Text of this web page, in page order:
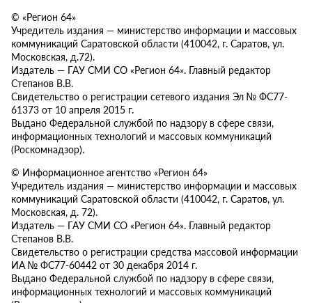
© «Регион 64»
Учредитель издания — министерство информации и массовых
коммуникаций Саратовской области (410042, г. Саратов, ул.
Московская, д.72).
Издатель — ГАУ СМИ СО «Регион 64». Главный редактор
Степанов В.В.
Свидетельство о регистрации сетевого издания Эл № ФС77-
61373 от 10 апреля 2015 г.
Выдано Федеральной службой по надзору в сфере связи,
информационных технологий и массовых коммуникаций
(Роскомнадзор).
© Информационное агентство «Регион 64»
Учредитель издания — министерство информации и массовых
коммуникаций Саратовской области (410042, г. Саратов, ул.
Московская, д. 72).
Издатель — ГАУ СМИ СО «Регион 64». Главный редактор
Степанов В.В.
Свидетельство о регистрации средства массовой информации
ИА № ФС77-60442 от 30 декабря 2014 г.
Выдано Федеральной службой по надзору в сфере связи,
информационных технологий и массовых коммуникаций